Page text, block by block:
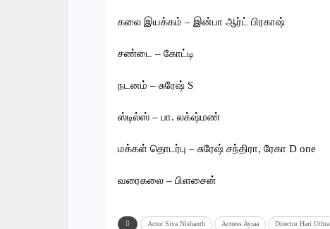
கலை இயக்கம் – இன்பா ஆர்ட் பிரகாஷ்
சண்டை – கோட்டி
நடனம் – சுரேஷ் S
ஸ்டில்ஸ் – பா. லக்‌ஷ்மண்
மக்கள் தொடர்பு – சுரேஷ் சந்திரா, ரேகா D one
வரைகலை – பிளசைன்
Actor Siva Nishanth Actress Ayraa Director Hari Uthra